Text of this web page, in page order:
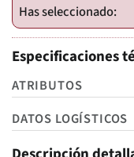
Especificaciones
ATRIBUTOS
DATOS LOGÍSTICOS